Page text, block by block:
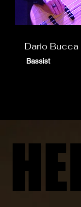
Dario Bucca
Bassist